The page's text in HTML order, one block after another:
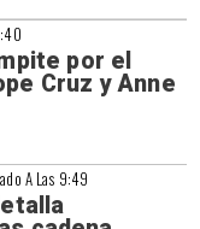
por el
Cruz y Anne
A Las 9:49